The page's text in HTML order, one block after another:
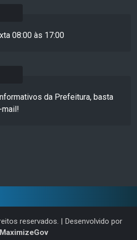
08:00 às 17:00
da Prefeitura, basta
mail!
reservados. | Desenvolvido por
MaximizeGov